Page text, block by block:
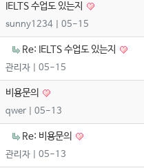
IELTS 수업도 있는지
sunny1234 | 05-15
Re: IELTS 수업도 있는지
관리자 | 05-15
비용문의
qwer | 05-13
Re: 비용문의
관리자 | 05-13